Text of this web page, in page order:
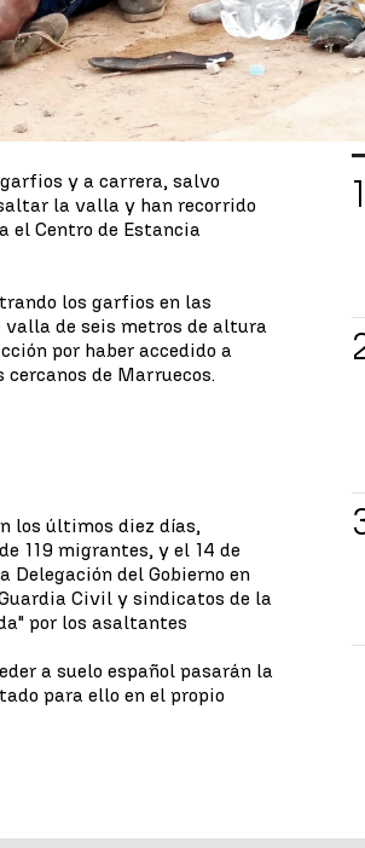
del Gobierno en
Civil han resultado
intentar frenar la entrada de
y a carrera, salvo
la valla y han recorrido
el Centro de Estancia
los garfios en las
valla de seis metros de altura
por haber accedido a
cercanos de Marruecos.
los últimos diez días,
119 migrantes, y el 14 de
del Gobierno en
Civil y sindicatos de la
por los asaltantes
a suelo español pasarán la
para ello en el propio